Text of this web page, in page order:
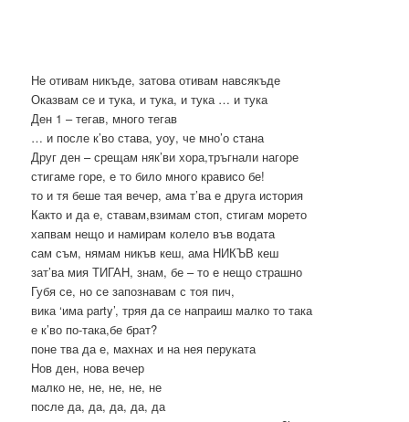
Не отивам никъде, затова отивам навсякъде
Оказвам се и тука, и тука, и тука … и тука
Ден 1 – тегав, много тегав
… и после к’во става, уоу, че мно’о стана
Друг ден – срещам няк’ви хора,тръгнали нагоре
стигаме горе, е то било много крависо бе!
то и тя беше тая вечер, ама т’ва е друга история
Както и да е, ставам,взимам стоп, стигам морето
хапвам нещо и намирам колело във водата
сам съм, нямам никъв кеш, ама НИКЪВ кеш
зат’ва мия ТИГАН, знам, бе – то е нещо страшно
Губя се, но се запознавам с тоя пич,
вика ‘има party’, тряя да се напраиш малко то така
е к’во по-така,бе брат?
поне тва да е, махнах и на нея перуката
Нов ден, нова вечер
малко не, не, не, не, не
после да, да, да, да, да